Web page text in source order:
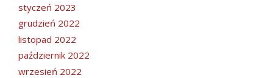
styczeń 2023
grudzień 2022
listopad 2022
październik 2022
wrzesień 2022